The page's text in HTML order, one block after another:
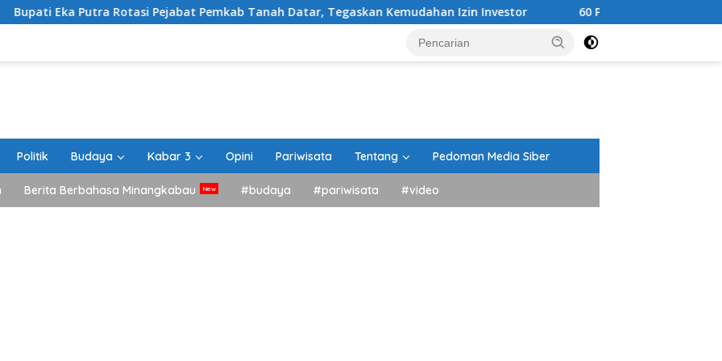
Rotasi Pejabat Pemkab Tanah Datar, Tegaskan Kemudahan Izin Investor 60 Pramuka Tanah Datar Siap Kibarkan
Politik Budaya Kabar 3 Opini Pariwisata Tentang Pedoman Media Siber
Berita Berbahasa Minangkabau #budaya #pariwisata #video